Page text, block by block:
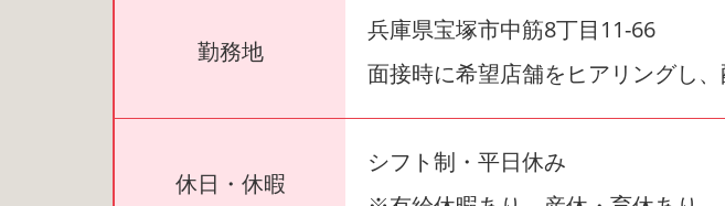
勤務地
兵庫県宝塚市中筋8丁目11-66
面接時に希望店舗をヒアリングし
休日・休暇
シフト制・平日休み